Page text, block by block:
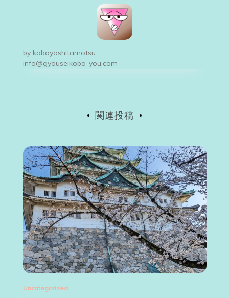
ー
シ
by kobayashitamotsu
info@gyouseikoba-you.com
関連投稿
Uncategorized